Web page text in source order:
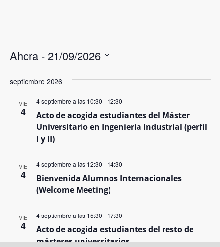
Ahora - 21/09/2026
fecha.
septiembre 2026
VIE
4
Acto de acogida estudiantes del Máster
Universitario en Ingeniería Industrial (perfil
I y II)
4 septiembre a las 10:30 - 12:30
VIE
4
Bienvenida Alumnos Internacionales
(Welcome Meeting)
4 septiembre a las 12:30 - 14:30
VIE
4
Acto de acogida estudiantes del resto de
másteres universitarios
4 septiembre a las 15:30 - 17:30